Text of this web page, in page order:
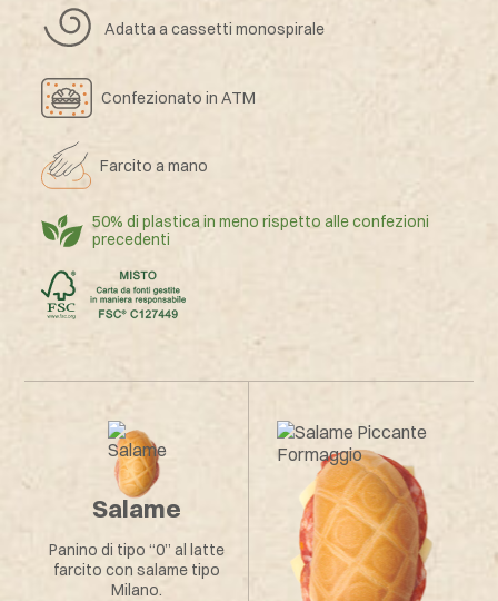
Salame
Panino di tipo “0” al latte
farcito con salame tipo
Milano.
Salame
Piccante
Formaggio
Adatta a cassetti monospirale
Confezionato in ATM
Farcito a mano
50% di plastica in meno rispetto alle confezioni
precedenti